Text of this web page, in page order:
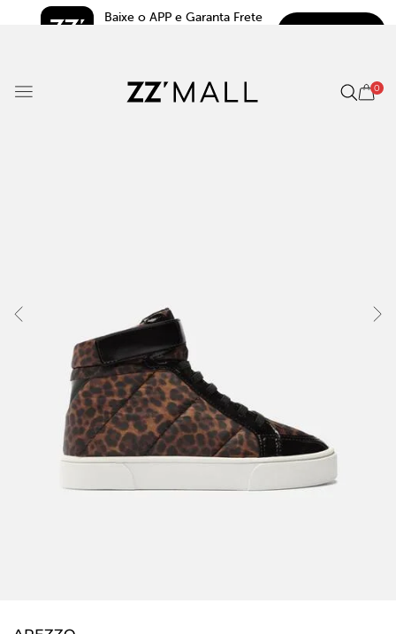
Baixe o APP e Garanta Frete
0